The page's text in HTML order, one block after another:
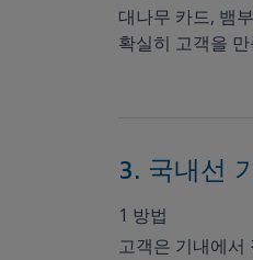
대나무 카드, 뱀
확실히 고객을
3. 국내선
1 방법
고객은 기내에서